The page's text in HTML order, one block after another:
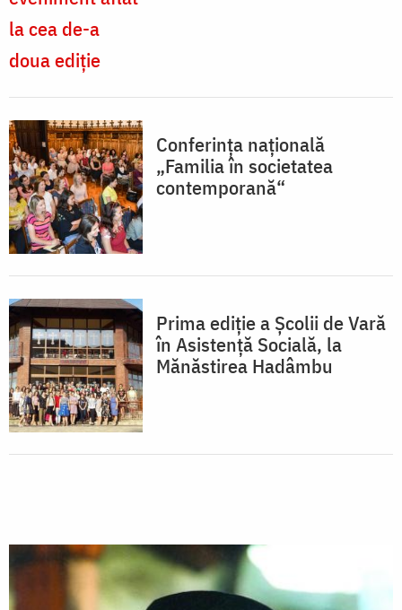
Conferinţa naţională
„Familia în societatea
contemporană“
Prima ediţie a Şcolii de Vară
în Asistenţă Socială, la
Mănăstirea Hadâmbu